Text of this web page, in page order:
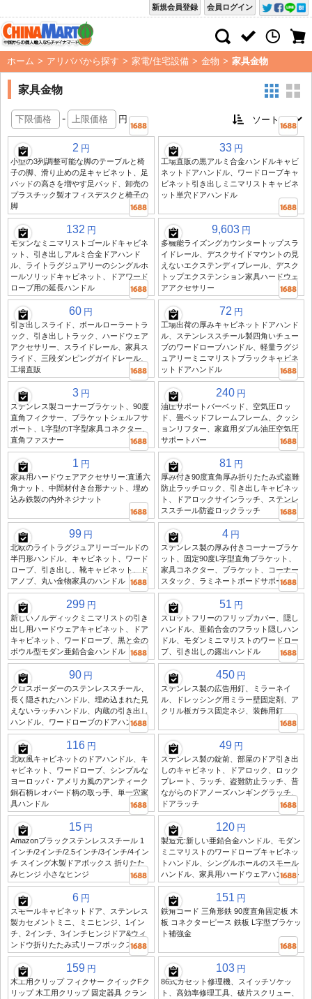
会員ログイン
新規会員登録
ホーム > アリババから探す > 家電/住宅設備 > 金物 > 家具金物
家具金物
- 円
2 円
小型の3列調整可能な脚のテーブルと椅
子の脚、滑り止めの足キャビネット、足
パッドの高さを増やす足パッド、卸売の
プラスチック製オフィスデスクと椅子の
脚
33 円
工場直販の黒アルミ合金ハンドルキャビ
ネットドアハンドル、ワードローブキャ
ビネット引き出しミニマリストキャビネ
ット単穴ドアハンドル
132 円
モダンなミニマリストゴールドキャビネ
ット、引き出しアルミ合金ドアハンド
ル、ライトラグジュアリーのシングルホ
ールソリッドキャビネット、ドアワード
ローブ用の延長ハンドル
9,603 円
多機能ライズングカウンタートップスラ
イドレール、デスクサイドマウントの見
えないエクステンディブレール、デスク
トップエクステンション家具ハードウェ
アアクセサリー
60 円
引き出しスライド、ボールローラートラ
ック、引き出しトラック、ハードウェア
アクセサリー、スライドレール、家具ス
ライド、三段ダンピングガイドレール、
工場直販
72 円
工場出荷の厚みキャビネットドアハンド
ル、ステンレススチール製四角いチュー
ブのワードローブハンドル、軽量ラグジ
ュアリーミニマリストブラックキャビネ
ットドアハンドル
3 円
ステンレス製コーナーブラケット、90度
直角フィクサー、ブラケットシェルフサ
ポート、L字型のT字型家具コネクター、
直角ファスナー
240 円
油圧サポートバーベッド、空気圧ロッ
ド、畳ベッドフレームフレーム、クッシ
ョンリフター、家庭用ダブル油圧空気圧
サポートバー
1 円
家具用ハードウェアアクセサリー:直通六
角ナット、中間材付き台形ナット、埋め
込み鉄製の内外ネジナット
81 円
厚み付き90度直角厚み折りたたみ式盗難
防止ラッチロック、引き出しキャビネッ
ト、ドアロックサインラッチ、ステンレ
ススチール防盗ロックラッチ
99 円
北欧のライトラグジュアリーゴールドの
半円形ハンドル、キャビネット、ワード
ローブ、引き出し、靴キャビネット、ド
アノブ、丸い金物家具のハンドル
4 円
ステンレス製の厚み付きコーナーブラケ
ット、固定90度L字型直角ブラケット、
家具コネクター、ブラケット、コーナー
スタック、ラミネートボードサポート
299 円
新しいノルディックミニマリストの引き
出し用ハードウェアキャビネット、ドア
キャビネット、ワードローブ、黒と金の
ボウル型モダン亜鉛合金ハンドル
51 円
スロットフリーのフリップカバー、隠し
ハンドル、亜鉛合金のフラット隠しハン
ドル、モダンミニマリストのワードロー
ブ、引き出しの露出ハンドル
90 円
クロスボーダーのステンレススチール、
長く隠されたハンドル、埋め込まれた見
えないラッチハンドル、内蔵の引き出し
ハンドル、ワードローブのドアハンドル
450 円
ステンレス製の広告用釘、ミラーネイ
ル、ドレッシング用ミラー壁固定剤、ア
クリル板ガラス固定ネジ、装飾用釘
116 円
北欧風キャビネットのドアハンドル、キ
ャビネット、ワードローブ、シンプルな
ヨーロッパ・アメリカ風のアンティーク
銅石柄レオパード柄の取っ手、単一穴家
具ハンドル
49 円
ステンレス製の錠前、部屋のドア引き出
しのキャビネット、ドアロック、ロック
プレート、ラッチ、盗難防止ラッチ、昔
ながらのドアノーズハンギングラッチ、
ドアラッチ
15 円
Amazonブラックステンレススチール 1
インチ/2インチ/2.5インチ/3インチ/4イン
チ スイング木製ドアボックス 折りたた
みヒンジ 小さなヒンジ
120 円
製造元:新しい亜鉛合金ハンドル、モダン
ミニマリストのワードローブキャビネッ
トハンドル、シングルホールのスモール
ハンドル、家具用ハードウェアハンドル
6 円
スモールキャビネットドア、ステンレス
製カセメントミニ、ミニヒンジ、1イン
チ、2インチ、3インチヒンジドア&ウィ
ンドウ折りたたみ式リーフボックス
151 円
鉄角コード 三角形鉄 90度直角固定板 木
板 コネクターピース 鉄板 L字型ブラケッ
ト補強金
159 円
木工用クリップ フィクサー クイックFク
リップ 木工用クリップ 固定器具 クラン
103 円
86式カセット修理機、スイッチソケッ
ト、高効率修理工具、破片スクリュー、